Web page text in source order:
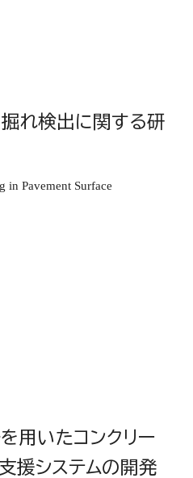
れ検出に関する研
in Pavement Surface
用いたコンクリー
援システムの開発